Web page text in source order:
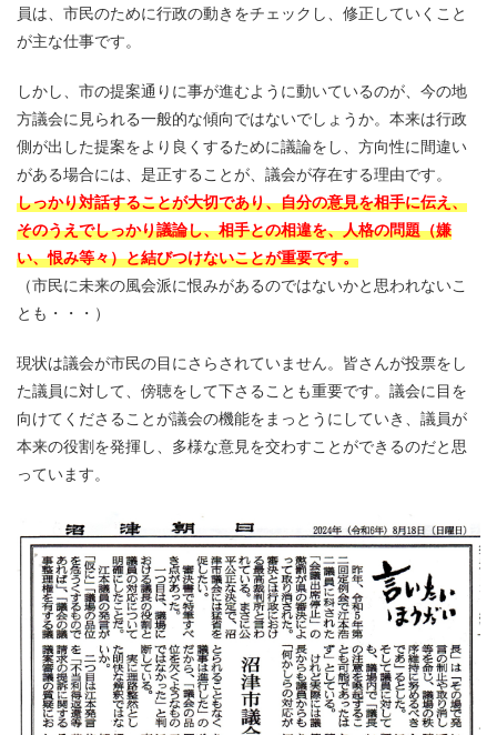
員は、市民のために行政の動きをチェックし、修正していくこと
が主な仕事です。
しかし、市の提案通りに事が進むように動いているのが、今の地
方議会に見られる一般的な傾向ではないでしょうか。本来は行政
側が出した提案をより良くするために議論をし、方向性に間違い
がある場合には、是正することが、議会が存在する理由です。
しっかり対話することが大切であり、自分の意見を相手に伝え、
そのうえでしっかり議論し、相手との相違を、人格の問題（嫌
い、恨み等々）と結びつけないことが重要です。
（市民に未来の風会派に恨みがあるのではないかと思われないこ
とも・・・）
現状は議会が市民の目にさらされていません。皆さんが投票をし
た議員に対して、傍聴をして下さることも重要です。議会に目を
向けてくださることが議会の機能をまっとうにしていき、議員が
本来の役割を発揮し、多様な意見を交わすことができるのだと思
っています。